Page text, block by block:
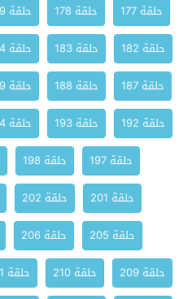
حلقة 177
حلقة 178 حلقة 179
حلقة 182
حلقة 183 حلقة 184
حلقة 187
حلقة 188 حلقة 189
حلقة 192
حلقة 193 حلقة 194
حلقة 197
حلقة 198
حلقة 201
حلقة 202
حلقة 205
حلقة 206
حلقة 209
حلقة 210 حلقة 211